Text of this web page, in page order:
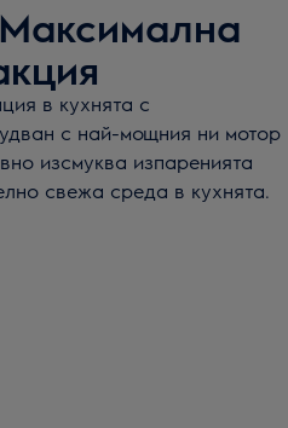
в кухнята с
с най-мощния ни мотор
изсмуква изпаренията
свежа среда в кухнята.